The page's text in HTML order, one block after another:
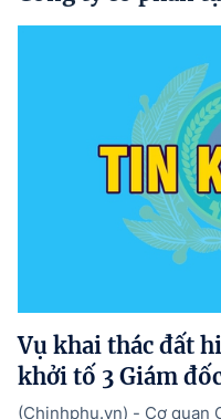
Trang chủ
Tham vấn chính sách
Người dân góp ý
Doanh nghiệp hiến kế
Chính sách và cuộc
Phát triển kinh tế tư
Ocop và chuỗi giá trị
Vụ khai thác đất
khởi tố 3 Giám
(Chinhphu.vn) - Cơ quan